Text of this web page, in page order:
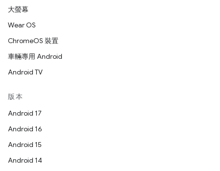
大螢幕
Wear OS
ChromeOS 裝置
車輛專用 Android
Android TV
版本
Android 17
Android 16
Android 15
Android 14